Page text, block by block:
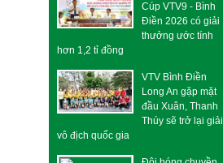
Cúp VTV9 - Bình
Điền 2026 có giải
thưởng ước tính
hơn 1,2 tỉ đồng
VTV Bình Điền
Long An gặp mặt
đầu Xuân, Thanh
Thúy sẽ trở lại giải
vô địch quốc gia